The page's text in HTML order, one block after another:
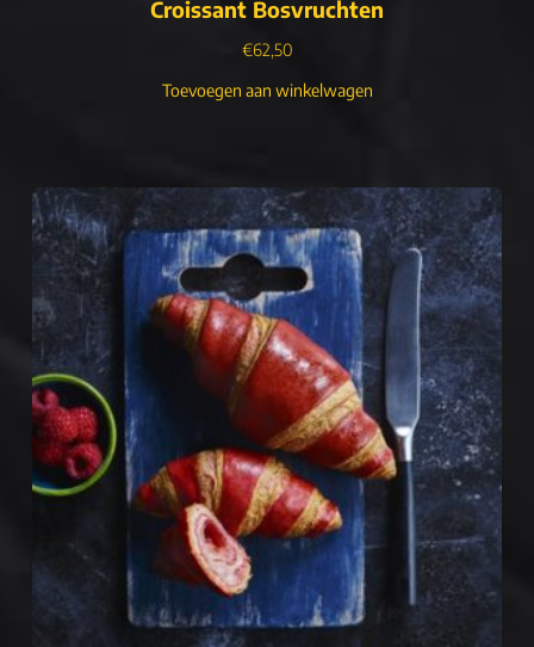
Croissant Bosvruchten
€62,50
Toevoegen aan winkelwagen